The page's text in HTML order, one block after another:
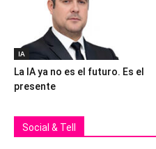
IA
La IA ya no es el futuro. Es el
presente
Social & Tell